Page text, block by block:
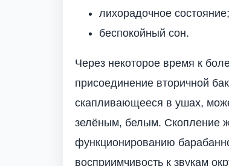
лихорадочное состояние;
беспокойный сон.
Через некоторое время к
присоединение вторичной
скапливающееся в ушах,
зелёным, белым. Скопление
функционированию
восприимчивость к звукам